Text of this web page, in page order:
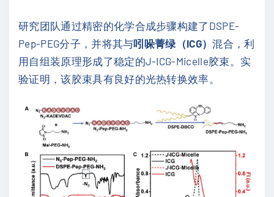
研究团队通过精密的化学合成步骤构建了DSPE-
Pep-PEG分子，并将其与吲哚菁绿（ICG）混合，利
用自组装原理形成了稳定的J-ICG-Micelle胶束。实
验证明，该胶束具有良好的光热转换效率。